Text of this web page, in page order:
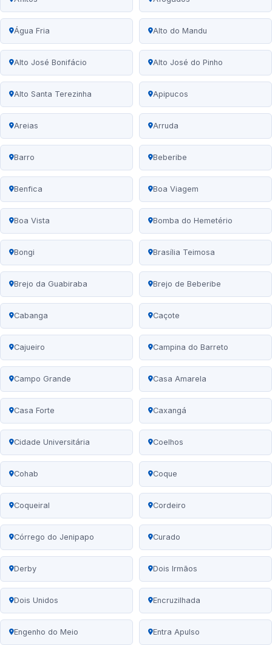
Água Fria Alto do Mandu
Alto José Bonifácio Alto José do Pinho
Alto Santa Terezinha Apipucos
Areias Arruda
Barro Beberibe
Benfica Boa Viagem
Boa Vista Bomba do Hemetério
Bongi Brasília Teimosa
Brejo da Guabiraba Brejo de Beberibe
Cabanga Caçote
Cajueiro Campina do Barreto
Campo Grande Casa Amarela
Casa Forte Caxangá
Cidade Universitária Coelhos
Cohab Coque
Coqueiral Cordeiro
Córrego do Jenipapo Curado
Derby Dois Irmãos
Dois Unidos Encruzilhada
Engenho do Meio Entra Apulso